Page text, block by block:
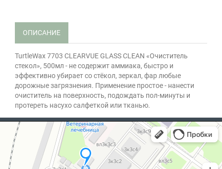
ОПИСАНИЕ
TurtleWax 7703 CLEARVUE GLASS CLEAN «Очиститель
стекол», 500мл - не содержит аммиака, быстро и
эффективно убирает со стёкол, зеркал, фар любые
дорожные загрязнения. Применение простое - нанести
очиститель на поверхность, подождать пол-минуты и
протереть насухо салфеткой или тканью.